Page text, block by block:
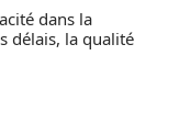
dans la
délais, la qualité